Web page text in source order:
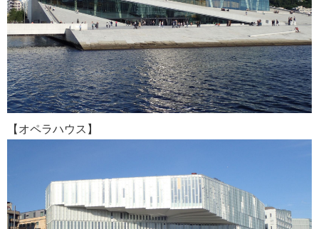
【オペラハウス】